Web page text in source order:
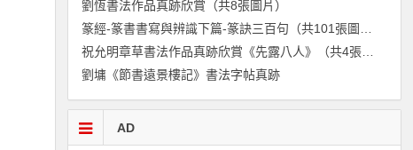
劉恆書法作品真跡欣賞（共8張圖片）
祝允明章草書法作品真跡欣賞《先露八人》（共4張圖片）
劉墉《節書遠景樓記》書法字帖真跡
AD